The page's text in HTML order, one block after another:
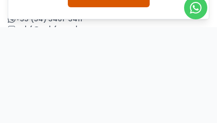
Precisa de ajuda?
+55 (54) 3461-3411
acbf@acbf.com.br